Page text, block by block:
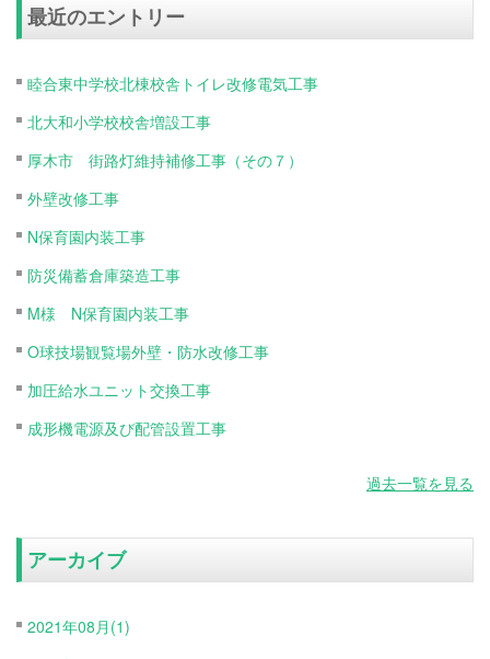
最近のエントリー
睦合東中学校北棟校舎トイレ改修電気工事
北大和小学校校舎増設工事
厚木市 街路灯維持補修工事（その７）
外壁改修工事
N保育園内装工事
防災備蓄倉庫築造工事
M様 N保育園内装工事
O球技場観覧場外壁・防水改修工事
加圧給水ユニット交換工事
成形機電源及び配管設置工事
過去一覧を見る
アーカイブ
2021年08月(1)